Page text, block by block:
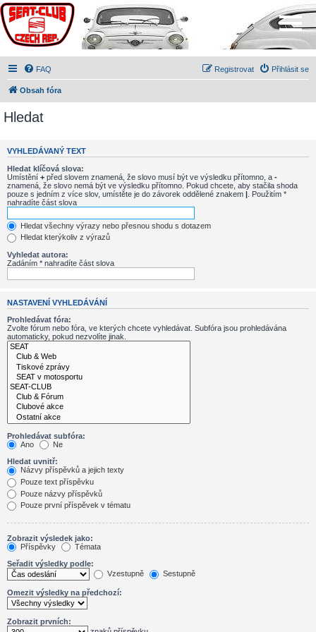
FAQ Přihlásit se
Registrovat
Obsah fóra
Hledat
VYHLEDÁVANÝ TEXT
Hledat klíčová slova:
Umístění + před slovem znamená, že slovo musí být ve výsledku přítomno, a -
znamená, že slovo nemá být ve výsledku přítomno. Pokud chcete, aby stačila shoda
pouze s jedním z více slov, umístěte je do závorek oddělené znakem | . Použitím *
nahradíte část slova
Hledat všechny výrazy nebo přesnou shodu s dotazem
Hledat kterýkoliv z výrazů
Vyhledat autora:
Zadáním * nahradíte část slova
NASTAVENÍ VYHLEDÁVÁNÍ
Prohledávat fóra:
Zvolte fórum nebo fóra, ve kterých chcete vyhledávat. Subfóra jsou prohledávána
automaticky, pokud nezvolíte jinak.
Prohledávat subfóra:
Ano
Ne
Hledat uvnitř:
Názvy příspěvků a jejich texty
Pouze text příspěvku
Pouze názvy příspěvků
Pouze první příspěvek v tématu
Zobrazit výsledek jako:
Příspěvky
Témata
Seřadit výsledky podle:
Vzestupně
Sestupně
Omezit výsledky na předchozí:
Zobrazit prvních: